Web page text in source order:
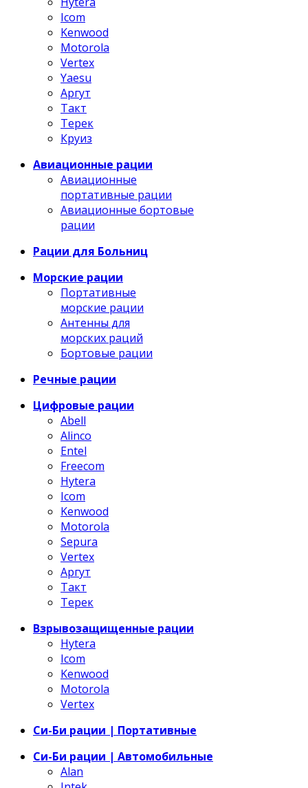
Icom
Kenwood
Motorola
Vertex
Yaesu
Аргут
Такт
Терек
Круиз
Авиационные рации
Авиационные
портативные рации
Авиационные бортовые
рации
Рации для Больниц
Морские рации
Портативные
морские рации
Антенны для
морских раций
Бортовые рации
Речные рации
Цифровые рации
Abell
Alinco
Entel
Freecom
Hytera
Icom
Kenwood
Motorola
Sepura
Vertex
Аргут
Такт
Терек
Взрывозащищенные рации
Hytera
Icom
Kenwood
Motorola
Vertex
Си-Би рации | Портативные
Си-Би рации | Автомобильные
Alan